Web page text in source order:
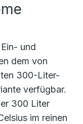
und
dem von
300-Liter-
verfügbar.
300 Liter
im reinen